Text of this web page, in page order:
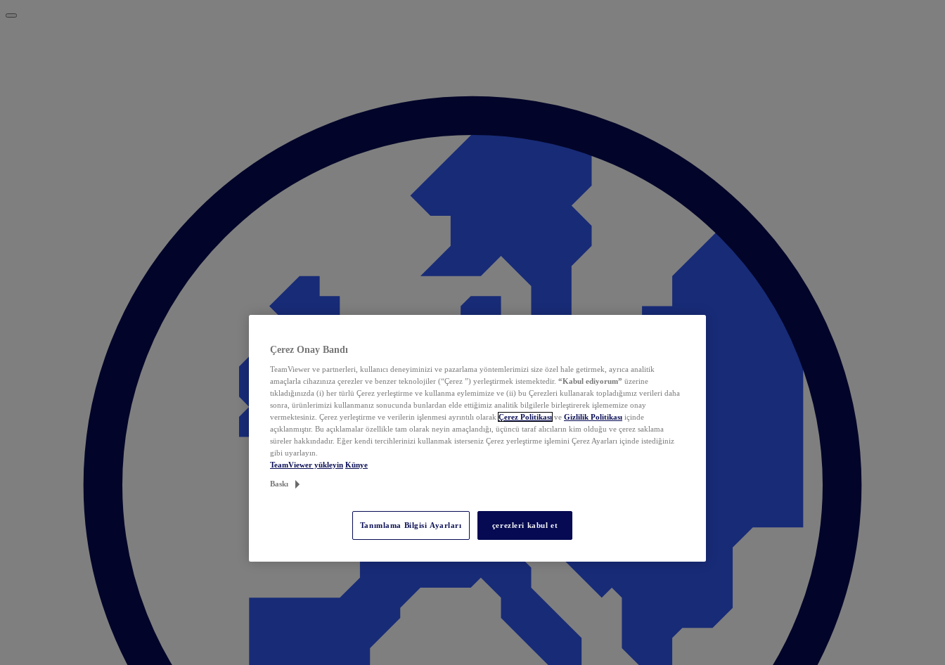
Çerez Onay Bandı
TeamViewer ve partnerleri, kullanıcı deneyiminizi ve pazarlama yöntemlerimizi size özel hale getirmek, ayrıca analitik
amaçlarla cihazınıza çerezler ve benzer teknolojiler (“Çerez ”) yerleştirmek istemektedir. “Kabul ediyorum” üzerine
tıkladığınızda (i) her türlü Çerez yerleştirme ve kullanma eylemimize ve (ii) bu Çerezleri kullanarak topladığımız verileri daha
sonra, ürünlerimizi kullanmanız sonucunda bunlardan elde ettiğimiz analitik bilgilerle birleştirerek işlememize onay
vermektesiniz. Çerez yerleştirme ve verilerin işlenmesi ayrıntılı olarak Çerez Politikası ve Gizlilik Politikası içinde
açıklanmıştır. Bu açıklamalar özellikle tam olarak neyin amaçlandığı, üçüncü taraf alıcıların kim olduğu ve çerez saklama
süreler hakkındadır. Eğer kendi tercihlerinizi kullanmak isterseniz Çerez yerleştirme işlemini Çerez Ayarları içinde istediğiniz
gibi uyarlayın.
TeamViewer yükleyin Künye
Baskı
Tanımlama Bilgisi Ayarları çerezleri kabul et